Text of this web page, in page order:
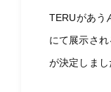
TERUがあう
にて展示さ
が決定しまし